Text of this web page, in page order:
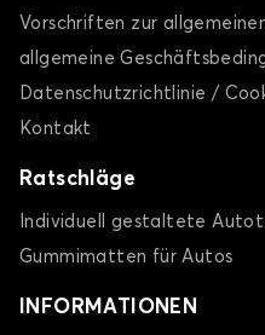
Vorschriften zur
allgemeine
Datenschutzrichtlinie /
Kontakt
Ratschläge
Individuell gestaltete
Gummimatten für Autos
INFORMATIONEN